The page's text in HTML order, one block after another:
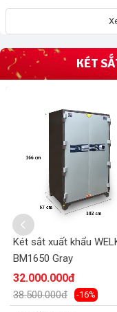
KÉT
Két sắt xuất khẩu
BM1650 Gray
32.000.000đ
38.500.000đ -16%